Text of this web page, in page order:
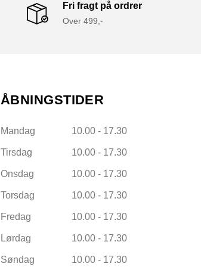
Fri fragt på ordrer
Over 499,-
ÅBNINGSTIDER
Mandag 10.00 - 17.30
Tirsdag 10.00 - 17.30
Onsdag 10.00 - 17.30
Torsdag 10.00 - 17.30
Fredag 10.00 - 17.30
Lørdag 10.00 - 17.30
Søndag 10.00 - 17.30